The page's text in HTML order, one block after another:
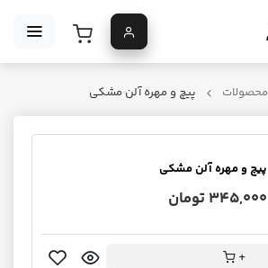
محصولات پیچ و مهره آلن مشکی
پیچ و مهره آلن مشکی
345,000 تومان
+